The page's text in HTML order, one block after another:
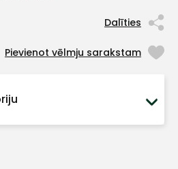
Dalīties
Pievienot vēlmju sarakstam